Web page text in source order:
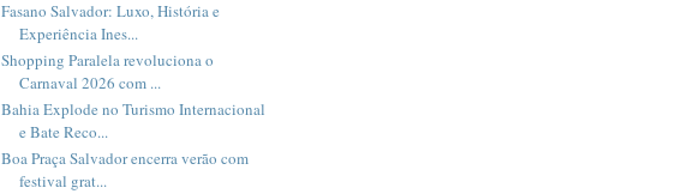
Fasano Salvador: Luxo, História e
Experiência Ines...
Shopping Paralela revoluciona o
Carnaval 2026 com ...
Bahia Explode no Turismo Internacional
e Bate Reco...
Boa Praça Salvador encerra verão com
festival grat...